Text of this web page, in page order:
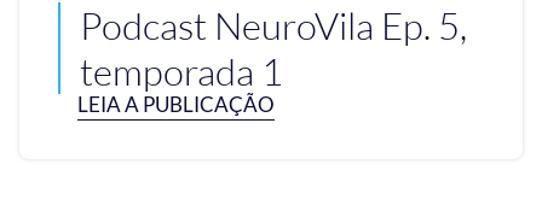
Podcast NeuroVila Ep. 5,
temporada 1
LEIA A PUBLICAÇÃO